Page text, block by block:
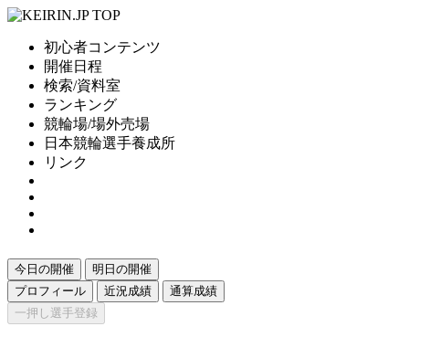
初心者コンテンツ
開催日程
検索/資料室
ランキング
競輪場/場外売場
日本競輪選手養成所
リンク
今日の開催
明日の開催
プロフィール
近況成績
通算成績
一押し選手登録